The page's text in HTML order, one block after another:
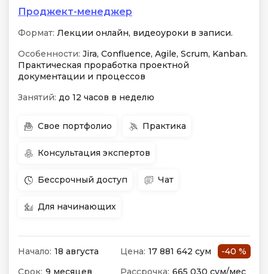
Проджект-менеджер
Формат: Лекции онлайн, видеоуроки в записи.
Особенности: Jira, Confluence, Agile, Scrum, Kanban.
Практическая проработка проектной
документации и процессов
Занятий: до 12 часов в неделю
Свое портфолио Практика
Консультация экспертов
Бессрочный доступ Чат
Для начинающих
Начало: 18 августа Цена: 17 881 642 сум
-40 %
Срок: 9 месяцев Рассрочка: 665 030 сум/мес